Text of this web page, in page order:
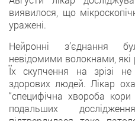
виявилося, що
уражені.
Нейронні з’єднання
невідомими волокнами, які
Їх скупчення на зрізі
здорових людей. Лікар
“специфічна хвороба
подальших